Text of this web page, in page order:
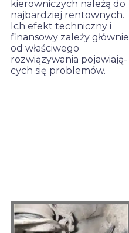
kierowniczych należą do
najbardziej rentownych.
Ich efekt techniczny i
finansowy zależy głównie
od właściwego
rozwiązywania pojawiają-
cych się problemów.